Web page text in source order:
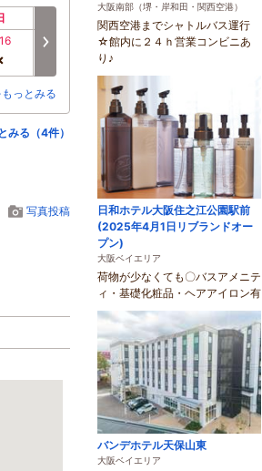
火
8/18 8/19
っとみる
みる（4件）
写真投稿
大阪南部（堺・岸和田・関西空港）
関西空港までシャトルバス運行
☆館内に２４ｈ営業コンビニあ
り♪
日和ホテル大阪住之江公園駅前
(2025年4月1日リブランドオー
プン)
大阪ベイエリア
荷物が少なくても〇バスアメニテ
ィ・基礎化粧品・ヘアアイロン有
バンデホテル天保山東
大阪ベイエリア